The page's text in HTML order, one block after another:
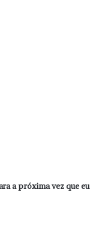
a próxima vez que eu